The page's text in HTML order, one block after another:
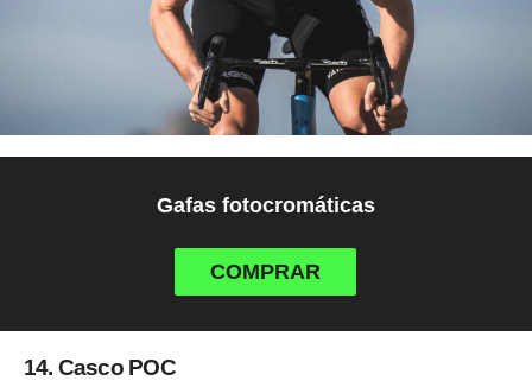
Gafas fotocromáticas
COMPRAR
14. Casco POC